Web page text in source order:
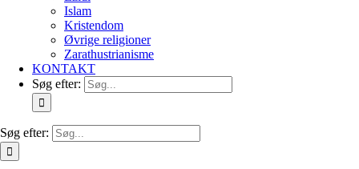
Islam
Kristendom
Øvrige religioner
Zarathustrianisme
KONTAKT
Søg efter:
Søg efter: